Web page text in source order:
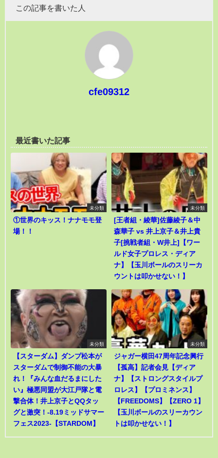
この記事を書いた人
cfe09312
最近書いた記事
未分類
①世界のキッス！ナナモモ登
場！！
未分類
[王者組・綾華]佐藤綾子＆中
森華子 vs 井上京子＆井上貴
子[挑戦者組・W井上]【ワー
ルド女子プロレス・ディア
ナ】【玉川ボールのスリーカ
ウントは叩かせない！】
未分類
【スターダム】ダンプ松本が
スターダムで制御不能の大暴
れ！『みんな血だるまにした
い』極悪同盟が大江戸隊と電
撃合体！井上京子とQQタッ
グと激突！-8.19ミッドサマー
フェス2023-【STARDOM】
未分類
ジャガー横田47周年記念興行
【孤高】記者会見【ディア
ナ】【ストロングスタイルプ
ロレス】【プロミネンス】
【FREEDOMS】【ZERO 1】
【玉川ボールのスリーカウン
トは叩かせない！】